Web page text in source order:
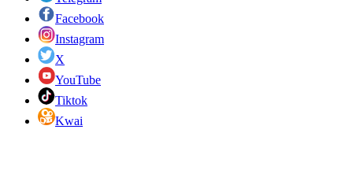
Facebook
Instagram
X
YouTube
Tiktok
Kwai